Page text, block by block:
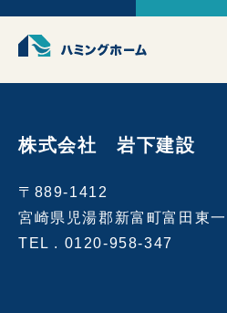
株式会社 岩下建設
〒889-1412
宮崎県児湯郡新富町富田東
TEL . 0120-958-347